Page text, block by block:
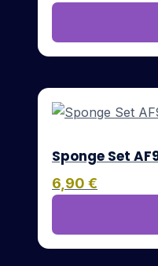
Sponge Set
6,90 €